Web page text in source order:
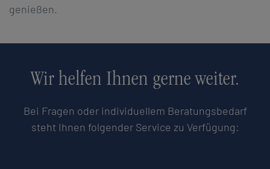
genießen.
Wir helfen Ihnen gerne weiter.
Bei Fragen oder individuellem Beratungsbedarf
steht Ihnen folgender Service zu Verfügung: